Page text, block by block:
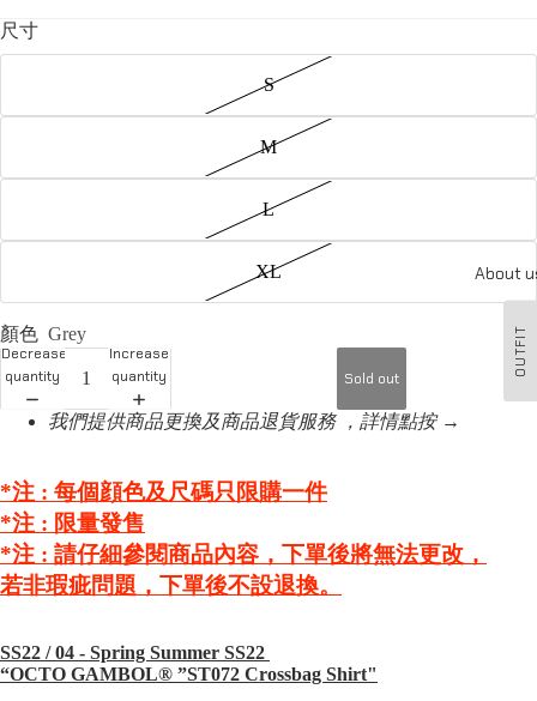
About
OUTFIT
尺寸
S
M
L
XL
顏色 Grey
Decrease
quantity
Increase
quantity
Sold out
我們提供商品更換及商品退貨服務 ，詳情點按 →
*注 : 每個顔色及尺碼只限購一件
*注 : 限量發售
*注 : 請仔細參閱商品內容，下單後將無法更改，
若非瑕疵問題，下單後不設退換。
SS22 / 04⁠ - Spring Summer SS22
“OCTO GAMBOL®️ ”ST072 Crossbag Shirt"